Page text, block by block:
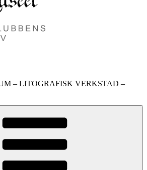
– LITOGRAFISK VERKSTAD –